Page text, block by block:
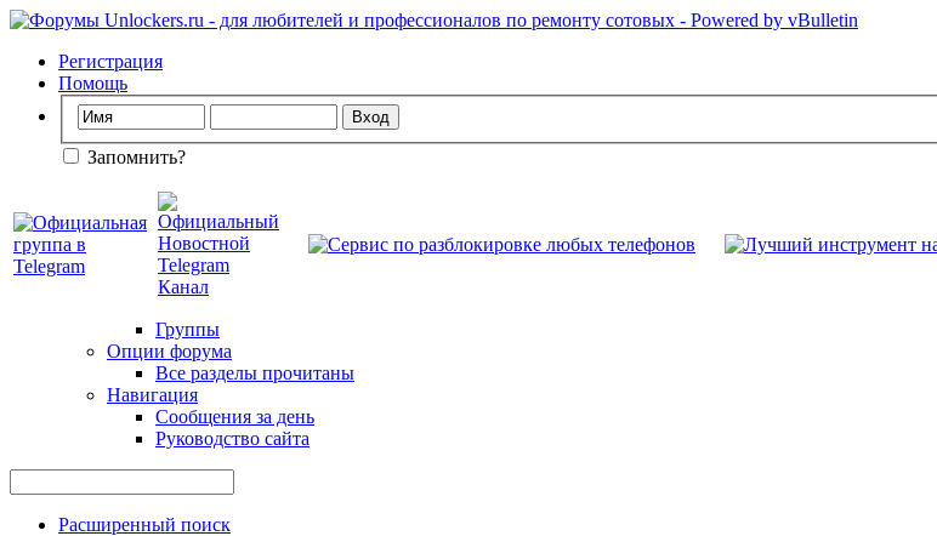
Регистрация
Помощь
Запомнить?
Группы
Опции форума
Все разделы прочитаны
Навигация
Сообщения за день
Руководство сайта
Расширенный поиск